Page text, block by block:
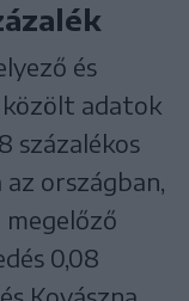
és
közölt adatok
százalékos
országban,
0,08